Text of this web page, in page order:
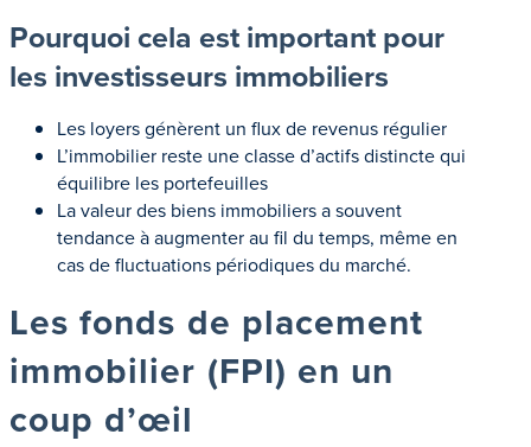
Pourquoi cela est important pour
les investisseurs immobiliers
Les loyers génèrent un flux de revenus régulier
L’immobilier reste une classe d’actifs distincte qui
équilibre les portefeuilles
La valeur des biens immobiliers a souvent
tendance à augmenter au fil du temps, même en
cas de fluctuations périodiques du marché.
Les fonds de placement
immobilier (FPI) en un
coup d’œil